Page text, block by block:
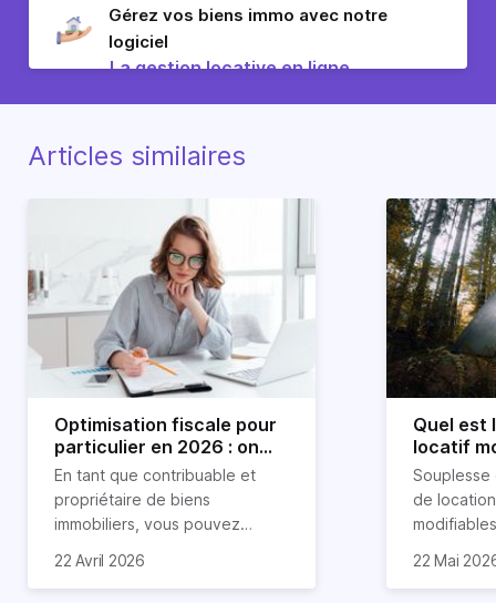
Gérez vos biens immo avec notre
logiciel
La gestion locative en ligne
Articles similaires
Optimisation fiscale pour
particulier en 2026 : on
vous explique tout
En tant que contribuable et
propriétaire de biens
immobiliers, vous pouvez
imposition en optimisant votre
22 Avril 2026
Quel est
locatif
location
de
22 Mai